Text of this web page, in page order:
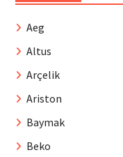
Aeg
Altus
Arçelik
Ariston
Baymak
Beko